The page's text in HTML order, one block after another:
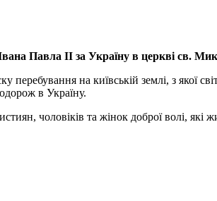
Павла ІІ за Україну в церкві св.
перебування на київській землі, з якої
в Україну.
чоловіків та жінок доброї волі, які